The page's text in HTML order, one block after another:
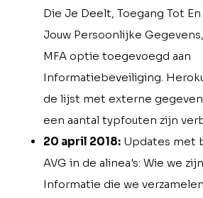
Die Je Deelt, Toegang Tot
Jouw Persoonlijke
MFA optie toegevoegd aan
Informatiebeveiliging.
de lijst met externe
een aantal typfouten zijn
20 april 2018: Updates met
AVG in de alinea's: Wie we
Informatie die we